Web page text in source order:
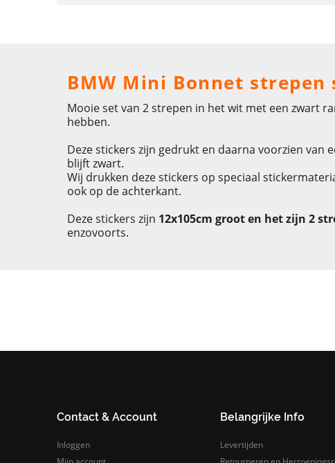
BMW Mini Bonnet
Mooie set van 2 strepen in het wit met een zwart
hebben.
Deze stickers zijn gedrukt en daarna voorzien
blijft zwart.
Wij drukken deze stickers op speciaal
ook op de achterkant.
Deze stickers zijn 12x105cm groot en het zijn 2
enzovoorts.
Contact & Account
Inloggen
Belangrijke Info
Levertijden